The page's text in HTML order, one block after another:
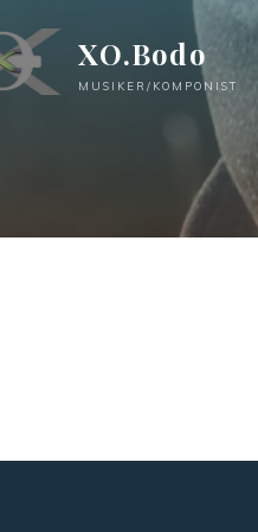
XO.Bodo
MUSIKER/KOMPONIST